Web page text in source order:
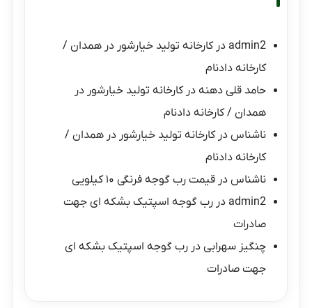
admin2 درکارخانه تولید خیارشور در همدان /
کارخانه دادنام
حامد قلی دهنه درکارخانه تولید خیارشور در
همدان / کارخانه دادنام
ناشناس درکارخانه تولید خیارشور در همدان /
کارخانه دادنام
ناشناس درقیمت رب گوجه فرنگی ۱۰ کیلویی
admin2 دررب گوجه اسپتیک بشکه ای جهت
صادرات
چنگیز سهرابی دررب گوجه اسپتیک بشکه ای
جهت صادرات